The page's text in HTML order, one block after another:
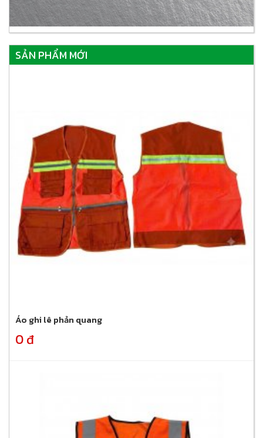
SẢN PHẨM MỚI
Áo ghi lê phản quang
0 đ